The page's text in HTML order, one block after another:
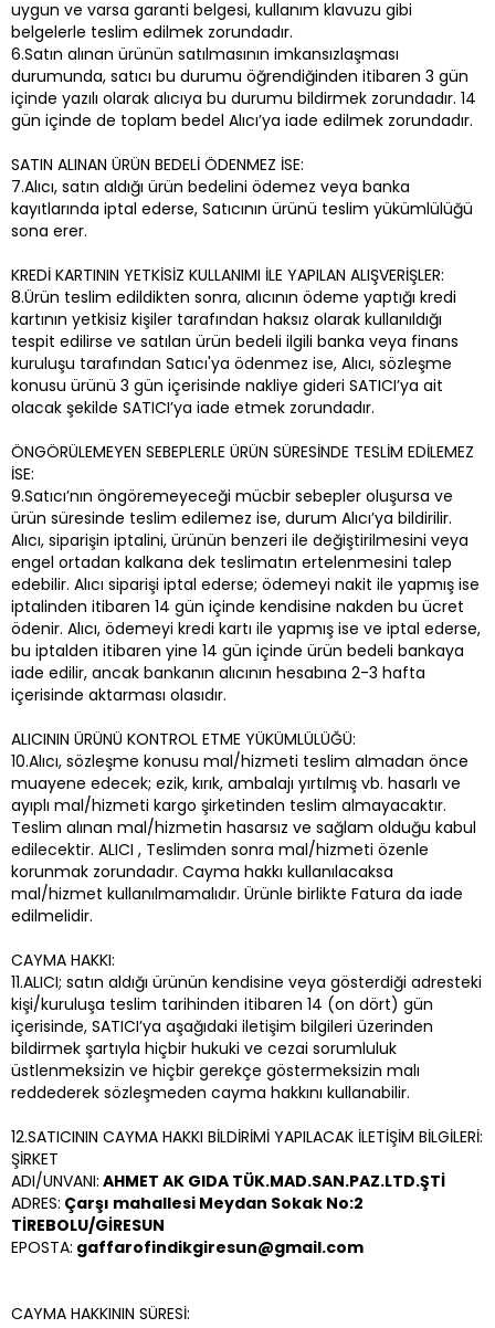
uygun ve varsa garanti belgesi, kullanım klavuzu gibi
belgelerle teslim edilmek zorundadır.
6.Satın alınan ürünün satılmasının imkansızlaşması
durumunda, satıcı bu durumu öğrendiğinden itibaren 3 gün
içinde yazılı olarak alıcıya bu durumu bildirmek zorundadır. 14
gün içinde de toplam bedel Alıcı’ya iade edilmek zorundadır.
SATIN ALINAN ÜRÜN BEDELİ ÖDENMEZ İSE:
7.Alıcı, satın aldığı ürün bedelini ödemez veya banka
kayıtlarında iptal ederse, Satıcının ürünü teslim yükümlülüğü
sona erer.
KREDİ KARTININ YETKİSİZ KULLANIMI İLE YAPILAN ALIŞVERİŞLER:
8.Ürün teslim edildikten sonra, alıcının ödeme yaptığı kredi
kartının yetkisiz kişiler tarafından haksız olarak kullanıldığı
tespit edilirse ve satılan ürün bedeli ilgili banka veya finans
kuruluşu tarafından Satıcı'ya ödenmez ise, Alıcı, sözleşme
konusu ürünü 3 gün içerisinde nakliye gideri SATICI’ya ait
olacak şekilde SATICI’ya iade etmek zorundadır.
ÖNGÖRÜLEMEYEN SEBEPLERLE ÜRÜN SÜRESİNDE TESLİM EDİLEMEZ
İSE:
9.Satıcı’nın öngöremeyeceği mücbir sebepler oluşursa ve
ürün süresinde teslim edilemez ise, durum Alıcı’ya bildirilir.
Alıcı, siparişin iptalini, ürünün benzeri ile değiştirilmesini veya
engel ortadan kalkana dek teslimatın ertelenmesini talep
edebilir. Alıcı siparişi iptal ederse; ödemeyi nakit ile yapmış ise
iptalinden itibaren 14 gün içinde kendisine nakden bu ücret
ödenir. Alıcı, ödemeyi kredi kartı ile yapmış ise ve iptal ederse,
bu iptalden itibaren yine 14 gün içinde ürün bedeli bankaya
iade edilir, ancak bankanın alıcının hesabına 2-3 hafta
içerisinde aktarması olasıdır.
ALICININ ÜRÜNÜ KONTROL ETME YÜKÜMLÜLÜĞÜ:
10.Alıcı, sözleşme konusu mal/hizmeti teslim almadan önce
muayene edecek; ezik, kırık, ambalajı yırtılmış vb. hasarlı ve
ayıplı mal/hizmeti kargo şirketinden teslim almayacaktır.
Teslim alınan mal/hizmetin hasarsız ve sağlam olduğu kabul
edilecektir. ALICI , Teslimden sonra mal/hizmeti özenle
korunmak zorundadır. Cayma hakkı kullanılacaksa
mal/hizmet kullanılmamalıdır. Ürünle birlikte Fatura da iade
edilmelidir.
CAYMA HAKKI:
11.ALICI; satın aldığı ürünün kendisine veya gösterdiği adresteki
kişi/kuruluşa teslim tarihinden itibaren 14 (on dört) gün
içerisinde, SATICI’ya aşağıdaki iletişim bilgileri üzerinden
bildirmek şartıyla hiçbir hukuki ve cezai sorumluluk
üstlenmeksizin ve hiçbir gerekçe göstermeksizin malı
reddederek sözleşmeden cayma hakkını kullanabilir.
12.SATICININ CAYMA HAKKI BİLDİRİMİ YAPILACAK İLETİŞİM BİLGİLERİ:
ŞİRKET
ADI/UNVANI: AHMET AK GIDA TÜK.MAD.SAN.PAZ.LTD.ŞTİ
ADRES: Çarşı mahallesi Meydan Sokak No:2
TİREBOLU/GİRESUN
EPOSTA: gaffarofindikgiresun@gmail.com
CAYMA HAKKININ SÜRESİ: